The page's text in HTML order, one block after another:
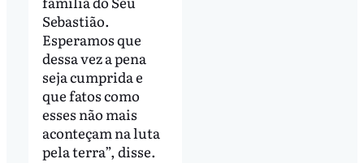
Sebastião.
Esperamos que
dessa vez a pena
seja cumprida e
que fatos como
esses não mais
aconteçam na luta
pela terra”, disse.